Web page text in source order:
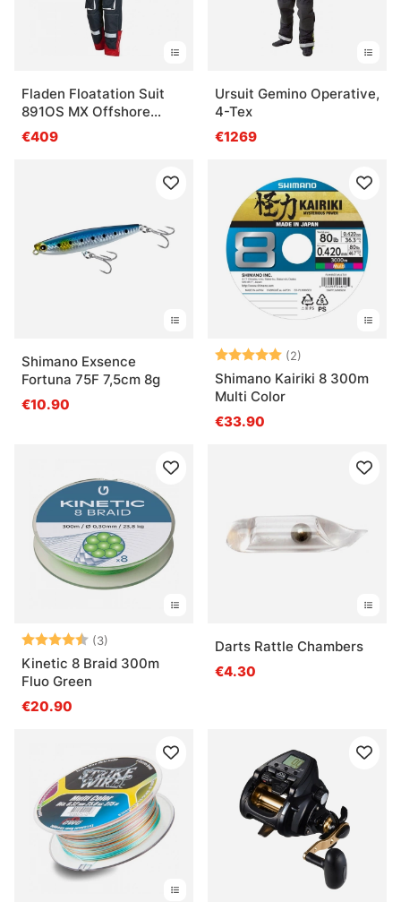
Fladen Floatation Suit
891OS MX Offshore
Red/Blue
€409
Ursuit Gemino Operative,
4-Tex
€1269
Shimano Exsence
Fortuna 75F 7,5cm 8g
€10.90
Note: (2)
Shimano Kairiki 8 300m
Multi Color
€33.90
Note: (3)
Kinetic 8 Braid 300m
Fluo Green
€20.90
Darts Rattle Chambers
€4.30